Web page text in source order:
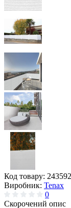
Код товару: 243592
Виробник: Tenax
0
Скорочений опис